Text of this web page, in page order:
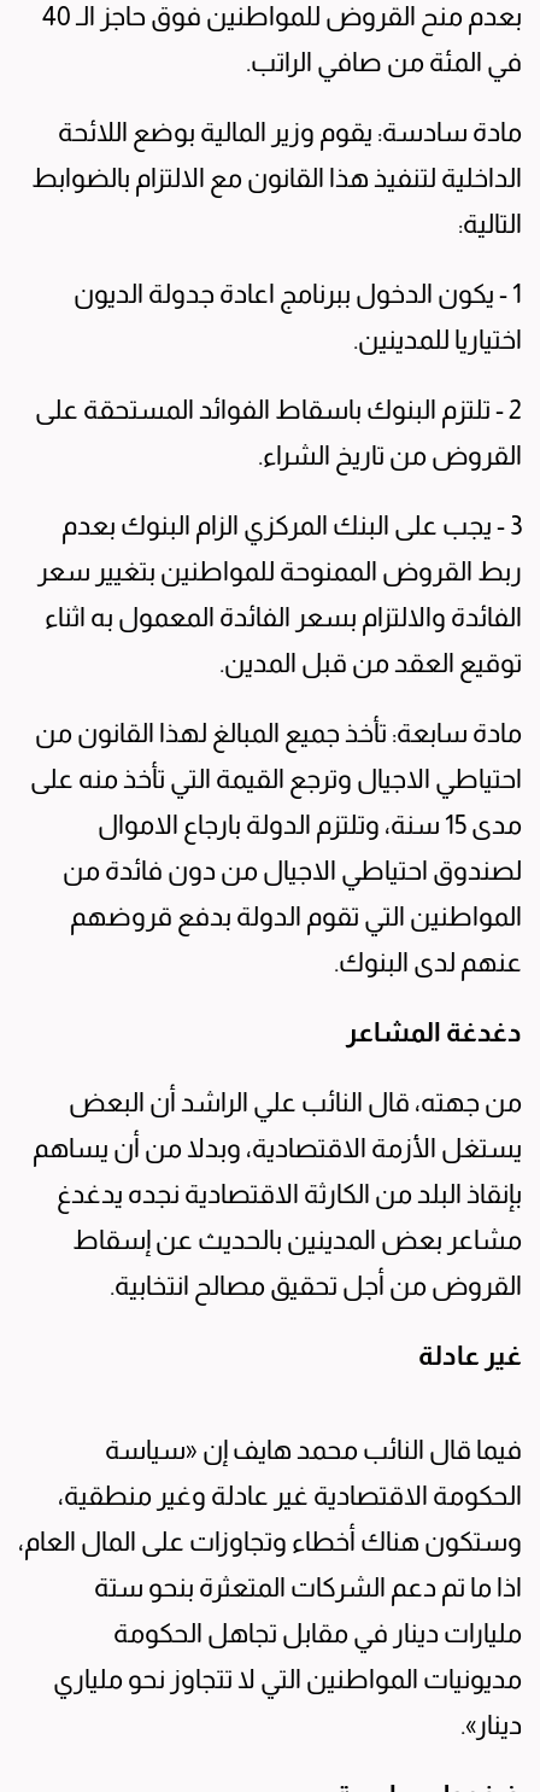
بعدم منح القروض للمواطنين فوق حاجز الـ 40
في المئة من صافي الراتب.
مادة سادسة: يقوم وزير المالية بوضع اللائحة
الداخلية لتنفيذ هذا القانون مع الالتزام بالضوابط
التالية:
1 - يكون الدخول ببرنامج اعادة جدولة الديون
اختياريا للمدينين.
2 - تلتزم البنوك باسقاط الفوائد المستحقة على
القروض من تاريخ الشراء.
3 - يجب على البنك المركزي الزام البنوك بعدم
ربط القروض الممنوحة للمواطنين بتغيير سعر
الفائدة والالتزام بسعر الفائدة المعمول به اثناء
توقيع العقد من قبل المدين.
مادة سابعة: تأخذ جميع المبالغ لهذا القانون من
احتياطي الاجيال وترجع القيمة التي تأخذ منه على
مدى 15 سنة، وتلتزم الدولة بارجاع الاموال
لصندوق احتياطي الاجيال من دون فائدة من
المواطنين التي تقوم الدولة بدفع قروضهم
عنهم لدى البنوك.
دغدغة المشاعر
من جهته، قال النائب علي الراشد أن البعض
يستغل الأزمة الاقتصادية، وبدلا من أن يساهم
بإنقاذ البلد من الكارثة الاقتصادية نجده يدغدغ
مشاعر بعض المدينين بالحديث عن إسقاط
القروض من أجل تحقيق مصالح انتخابية.
غير عادلة
فيما قال النائب محمد هايف إن «سياسة
الحكومة الاقتصادية غير عادلة وغير منطقية،
وستكون هناك أخطاء وتجاوزات على المال العام،
اذا ما تم دعم الشركات المتعثرة بنحو ستة
مليارات دينار في مقابل تجاهل الحكومة
مديونيات المواطنين التي لا تتجاوز نحو ملياري
دينار».